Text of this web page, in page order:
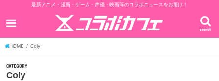
最新アニメ・漫画・ゲーム・声優・映画等のコラボニュースをお届け！
search
HOME Coly
CATEGORY
Coly